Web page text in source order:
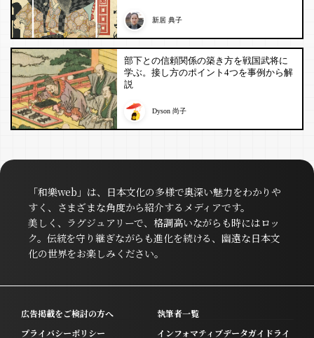
新居 典子
部下との信頼関係の築き方を戦国武将に
学ぶ。接し方のポイント4つを事例から解
説
Dyson 尚子
「和樂web」は、日本文化の多様で奥深い魅力をわかりや
すく、さまざまな角度から紹介するメディアです。
美しく、ラグジュアリーで、格調高いながらも時にはロッ
ク。伝統を守り継ぎながらも進化を続ける、幽遠な日本文
化の世界をお楽しみください。
広告掲載をご検討の方へ
執筆者一覧
プライバシーポリシー
インフォマティブデータガイドライ